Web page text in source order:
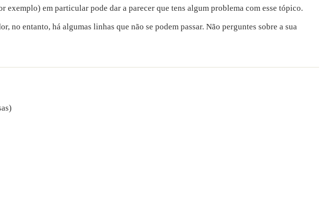
exemplo) em particular pode dar a parecer que tens algum problema com esse tópico.
no entanto, há algumas linhas que não se podem passar. Não perguntes sobre a sua